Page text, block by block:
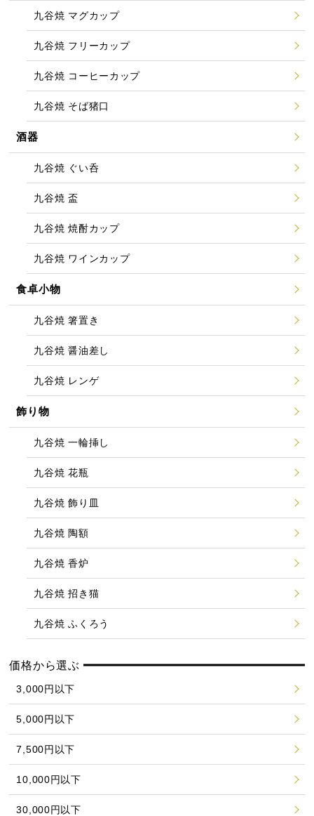
九谷焼 マグカップ
九谷焼 フリーカップ
九谷焼 コーヒーカップ
九谷焼 そば猪口
酒器
九谷焼 ぐい呑
九谷焼 盃
九谷焼 焼酎カップ
九谷焼 ワインカップ
食卓小物
九谷焼 箸置き
九谷焼 醤油差し
九谷焼 レンゲ
飾り物
九谷焼 一輪挿し
九谷焼 花瓶
九谷焼 飾り皿
九谷焼 陶額
九谷焼 香炉
九谷焼 招き猫
九谷焼 ふくろう
価格から選ぶ
3,000円以下
5,000円以下
7,500円以下
10,000円以下
30,000円以下